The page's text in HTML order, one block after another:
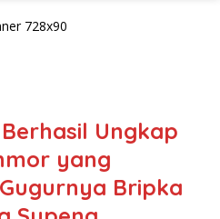
Ungkap
yang
Bripka